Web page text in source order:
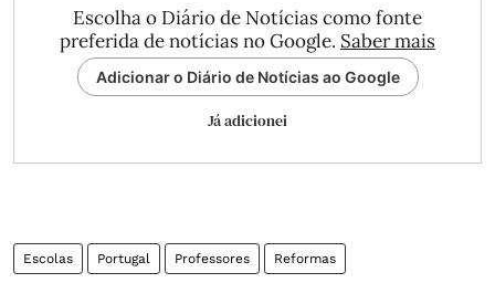
Escolha o Diário de Notícias como fonte
preferida de notícias no Google. Saber mais
Adicionar o Diário de Notícias ao Google
Já adicionei
Escolas Portugal Professores Reformas